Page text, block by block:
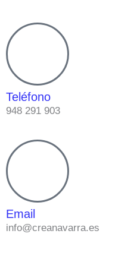
Teléfono
948 291 903
Email
info@creanavarra.es